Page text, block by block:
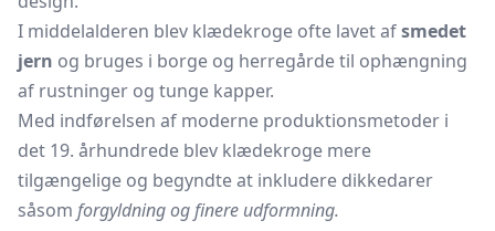
I middelalderen blev klædekroge ofte lavet afsmedet
jern og bruges i borge og herregårde til ophængning
af rustninger og tunge kapper.
Med indførelsen af moderne produktionsmetoder i
det 19. århundrede blev klædekroge mere
tilgængelige og begyndte at inkludere dikkedarer
såsom forgyldning og finere udformning.